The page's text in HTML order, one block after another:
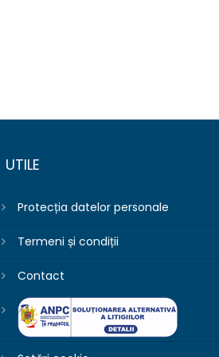
UTILE
Protecția datelor personale
Termeni și condiții
Contact